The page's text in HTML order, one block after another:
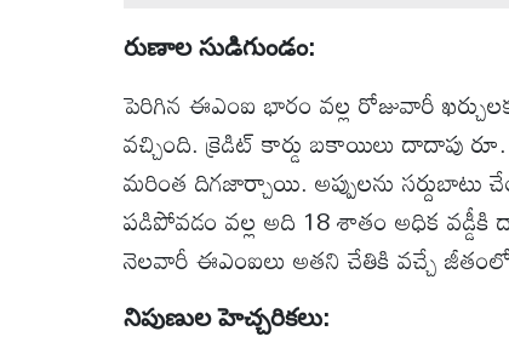
రుణాల సుడిగుండం:
పెరిగిన ఈఎంఐ భారం వల్ల రోజువారీ
వచ్చింది. క్రెడిట్ కార్డు బకాయిలు దాదాపు రూ.
మరింత దిగజార్చాయి. అప్పులను సర్దుబాటు
పడిపోవడం వల్ల అది 18 శాతం అధిక వడ్డీకి
నెలవారీ ఈఎంఐలు అతని చేతికి వచ్చే
నిపుణుల హెచ్చరికలు: